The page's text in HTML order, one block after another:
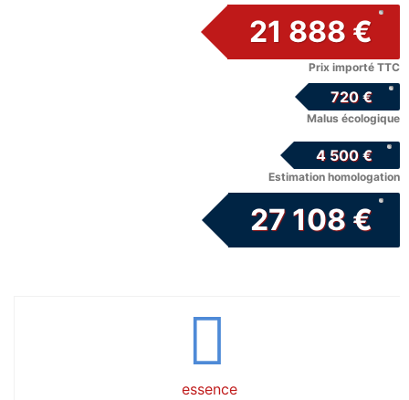
21 888 €
Prix importé TTC
720 €
Malus écologique
4 500 €
Estimation homologation
27 108 €
essence